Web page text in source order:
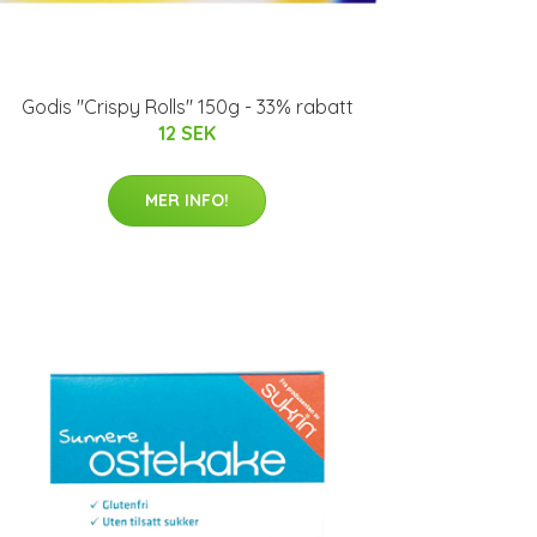
Godis "Crispy Rolls" 150g - 33% rabatt
12 SEK
MER INFO!